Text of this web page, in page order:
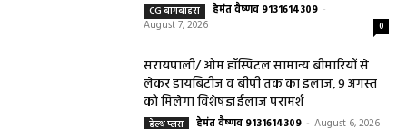
CG बागबाहरा हेमंत वैष्णव 9131614309 -
August 7, 2026
0
सरायपाली/ ओम हॉस्पिटल सामान्य बीमारियों से
लेकर डायबिटीज व बीपी तक का इलाज, 9 अगस्त
को मिलेगा विशेषज्ञ ईलाज परामर्श
हेल्थ प्लस हेमंत वैष्णव 9131614309 - August 6, 2026